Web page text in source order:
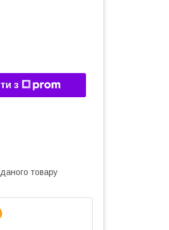
з
товару